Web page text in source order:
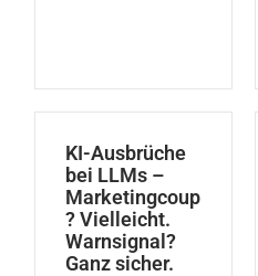
KI-Ausbrüche
bei LLMs –
Marketingcoup
? Vielleicht.
Warnsignal?
Ganz sicher.